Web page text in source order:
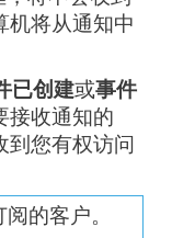
机将从通知中
已创建或事件
接收通知的
到您有权访问
的客户。